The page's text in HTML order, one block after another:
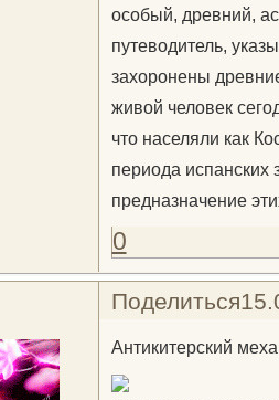
особый, древний,
путеводитель,
захоронены
живой человек
что населяли как
периода испанских
предназначение
0
Поделиться
Антикитерский